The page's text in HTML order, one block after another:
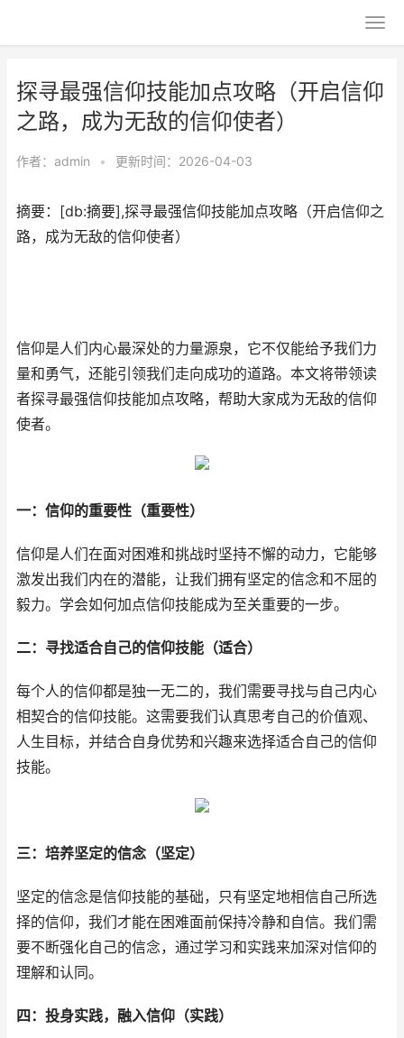
探寻最强信仰技能加点攻略（开启信仰
之路，成为无敌的信仰使者）
作者： admin • 更新时间：2026-04-03
摘要：[db:摘要],探寻最强信仰技能加点攻略（开启信仰之
路，成为无敌的信仰使者）
信仰是人们内心最深处的力量源泉，它不仅能给予我们力
量和勇气，还能引领我们走向成功的道路。本文将带领读
者探寻最强信仰技能加点攻略，帮助大家成为无敌的信仰
使者。
一：信仰的重要性（重要性）
信仰是人们在面对困难和挑战时坚持不懈的动力，它能够
激发出我们内在的潜能，让我们拥有坚定的信念和不屈的
毅力。学会如何加点信仰技能成为至关重要的一步。
二：寻找适合自己的信仰技能（适合）
每个人的信仰都是独一无二的，我们需要寻找与自己内心
相契合的信仰技能。这需要我们认真思考自己的价值观、
人生目标，并结合自身优势和兴趣来选择适合自己的信仰
技能。
三：培养坚定的信念（坚定）
坚定的信念是信仰技能的基础，只有坚定地相信自己所选
择的信仰，我们才能在困难面前保持冷静和自信。我们需
要不断强化自己的信念，通过学习和实践来加深对信仰的
理解和认同。
四：投身实践，融入信仰（实践）